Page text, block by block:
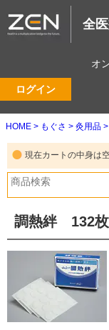
全
オ
ログイン
HOME もぐさ 灸用品
現在カートの中身は
調熱絆 132枚